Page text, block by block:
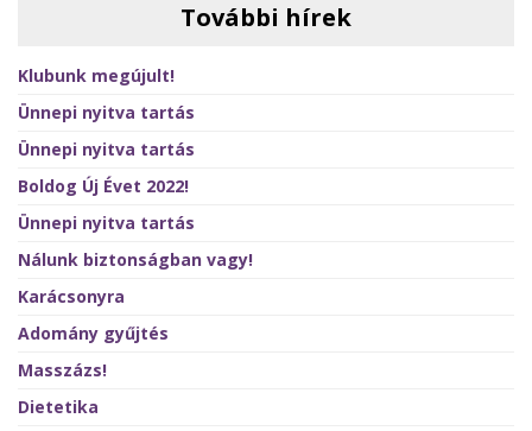
További hírek
Klubunk megújult!
Ünnepi nyitva tartás
Ünnepi nyitva tartás
Boldog Új Évet 2022!
Ünnepi nyitva tartás
Nálunk biztonságban vagy!
Karácsonyra
Adomány gyűjtés
Masszázs!
Dietetika